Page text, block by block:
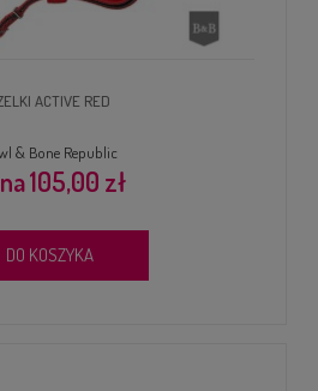
ACTIVE RED
& Bone Republic
105,00 zł
DO KOSZYKA